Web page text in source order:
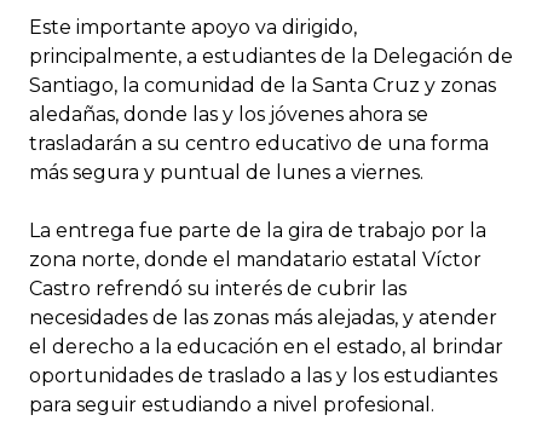
Este importante apoyo va dirigido,
principalmente, a estudiantes de la Delegación de
Santiago, la comunidad de la Santa Cruz y zonas
aledañas, donde las y los jóvenes ahora se
trasladarán a su centro educativo de una forma
más segura y puntual de lunes a viernes.
La entrega fue parte de la gira de trabajo por la
zona norte, donde el mandatario estatal Víctor
Castro refrendó su interés de cubrir las
necesidades de las zonas más alejadas, y atender
el derecho a la educación en el estado, al brindar
oportunidades de traslado a las y los estudiantes
para seguir estudiando a nivel profesional.